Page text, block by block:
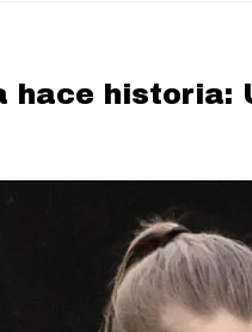
hace historia: